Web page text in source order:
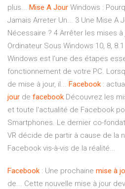
plus... Mise A Jour Windows :
Jamais Arreter Un... 3 Une Mise A
Nécessaire ? 4 Arrêter les mises
Ordinateur Sous Windows 10, 8,
Windows est l'une des étapes
fonctionnement de votre PC.
de mise à jour, il... Facebook :
jour de facebook Découvrez les
et toute l'actualité de Facebook
Smartphones. Le dernier co-
VR décide de partir à cause de la
Facebook vis-à-vis de la réalité...
Facebook : Une prochaine mise à
de... Cette nouvelle mise à jour